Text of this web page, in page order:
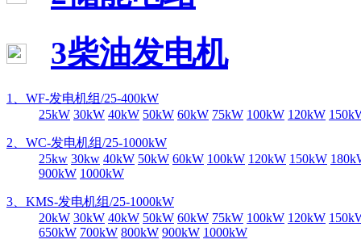
3柴油发电机
1、WF-发电机组/25-400kW
25kW 30kW 40kW 50kW 60kW 75kW 100kW 120kW
2、WC-发电机组/25-1000kW
25kw 30kw 40kW 50kW 60kW 100kW 120kW 150kW
900kW 1000kW
3、KMS-发电机组/25-1000kW
20kW 30kW 40kW 50kW 60kW 75kW 100kW 120kW
650kW 700kW 800kW 900kW 1000kW